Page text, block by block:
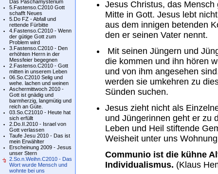
Das Paschamysterium
5.Fastenso.C2010 Gott
schafft Neues
5.Do FZ - Abfall und
rettende Fürbitte
4.Fastenso.C2010 - Wenn
der gütige Gott zum
Problem wird
3.Fastenso.C2010 - Den
erhöhten Herrn in der
Messfeier begegnen
2.Fastenso.C2010 - Gott
mitten in unserem Leben
06.So.C2010 Selig und
wehe. lachen und weinen
Aschermittwoch 2010 -
Gott ist gnädig und
barmherzig, langmütig und
reich an Güte.
03.So.C21010 - Heute hat
sich erfüllt
2.Do.II.2010 - Israel von
Gott verlassen
Taufe Jesu 2010 - Das ist
mein Erwählter
Erscheinung 2009 - Jesus
unser Stern
2.So.n.Weihn.C2010 - Das
Wort wurde Mensch und
wohnte bei uns
Jesus Christus, das
Mitte in Gott. Jesus lebt
aus dem innigen betenden
den er seinen Vater nennt.
Mit seinen Jüngern und
die kommen und ihn hören
und von ihm angesehen
werden sie umkehren zu
Sünden suchen.
Jesus zieht nicht als
und Jüngerinnen geht er zu
Leben und Heil stiftende
Weisheit unter uns
Communio ist die kühne
Individualismus. (Klaus